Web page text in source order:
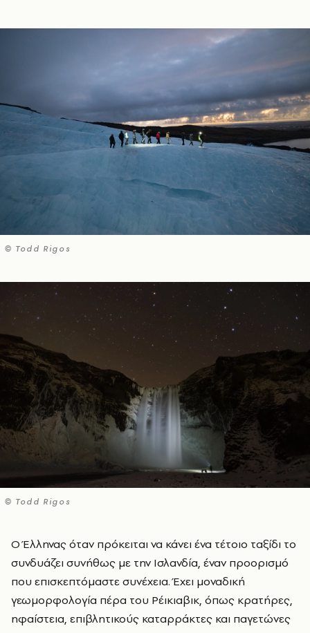
© Todd Rigos
© Todd Rigos
Ο Έλληνας όταν πρόκειται να κάνει ένα τέτοιο ταξίδι το
συνδυάζει συνήθως με την Ισλανδία, έναν προορισμό
που επισκεπτόμαστε συνέχεια. Έχει μοναδική
γεωμορφολογία πέρα του Ρέικιαβικ, όπως κρατήρες,
ηφαίστεια, επιβλητικούς καταρράκτες και παγετώνες